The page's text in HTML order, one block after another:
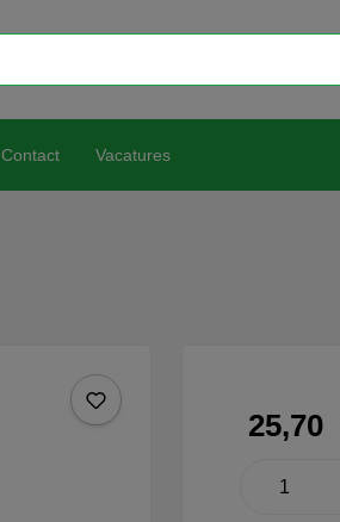
Contact Vacatures
25,70